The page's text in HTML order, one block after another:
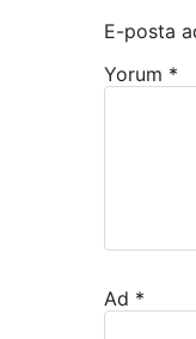
E-posta
Yorum *
Ad *